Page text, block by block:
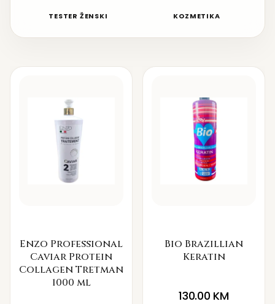
TESTER ŽENSKI KOZMETIKA
Enzo Professional
Caviar Protein
Collagen Tretman
1000 ml
Bio Brazillian
Keratin
130.00 KM